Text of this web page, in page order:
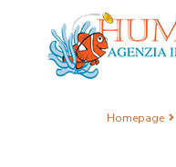
Homepage